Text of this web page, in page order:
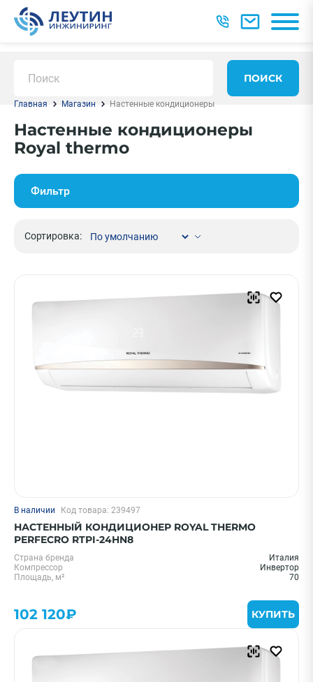
ПОИСК
Главная Магазин Настенные кондиционеры
Настенные кондиционеры
Royal thermo
Фильтр
20 м² - 2 кВт
25 м² - 2.6 кВт
35 м² - 3.5 кВт
55 м² - 5.5 кВт
Показать еще
Сортировка:
В наличии Код товара: 239497
НАСТЕННЫЙ КОНДИЦИОНЕР ROYAL THERMO
PERFECRO RTPI-24HN8
Страна бренда
Италия
Компрессор
Инвертор
Площадь, м²
70
102 120₽ КУПИТЬ